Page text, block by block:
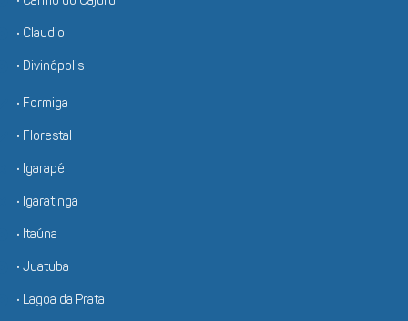
• Claudio
• Divinópolis
• Formiga
• Florestal
• Igarapé
• Igaratinga
• Itaúna
• Juatuba
• Lagoa da Prata